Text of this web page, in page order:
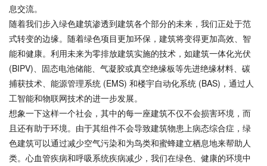
息交流。
随着我们步入绿色建筑渗透到建筑各个部分的未来，我们正处于范
式转变的边缘。随着绿色项目更加环保，建筑将变得更加高效、智
能和健康。利用未来为零排放建筑实施的技术，如建筑一体化光伏
(BIPV)、固态电池储能、气凝胶或真空绝缘板等先进绝缘材料、碳
捕获技术、能源管理系统 (EMS) 和楼宇自动化系统 (BAS)，通过人
工智能和物联网技术的进一步发展。
想象一下这样一个社会，其中的每一座建筑不仅不会损害环境，而
且还有助于环境。由于其组件不会导致建筑物患上病态综合症，绿
色建筑可以通过减少空气污染和为鸟类和蜜蜂建立栖息地来帮助人
类。心血管疾病和呼吸系统疾病减少，我们在绿色、健康的环境中